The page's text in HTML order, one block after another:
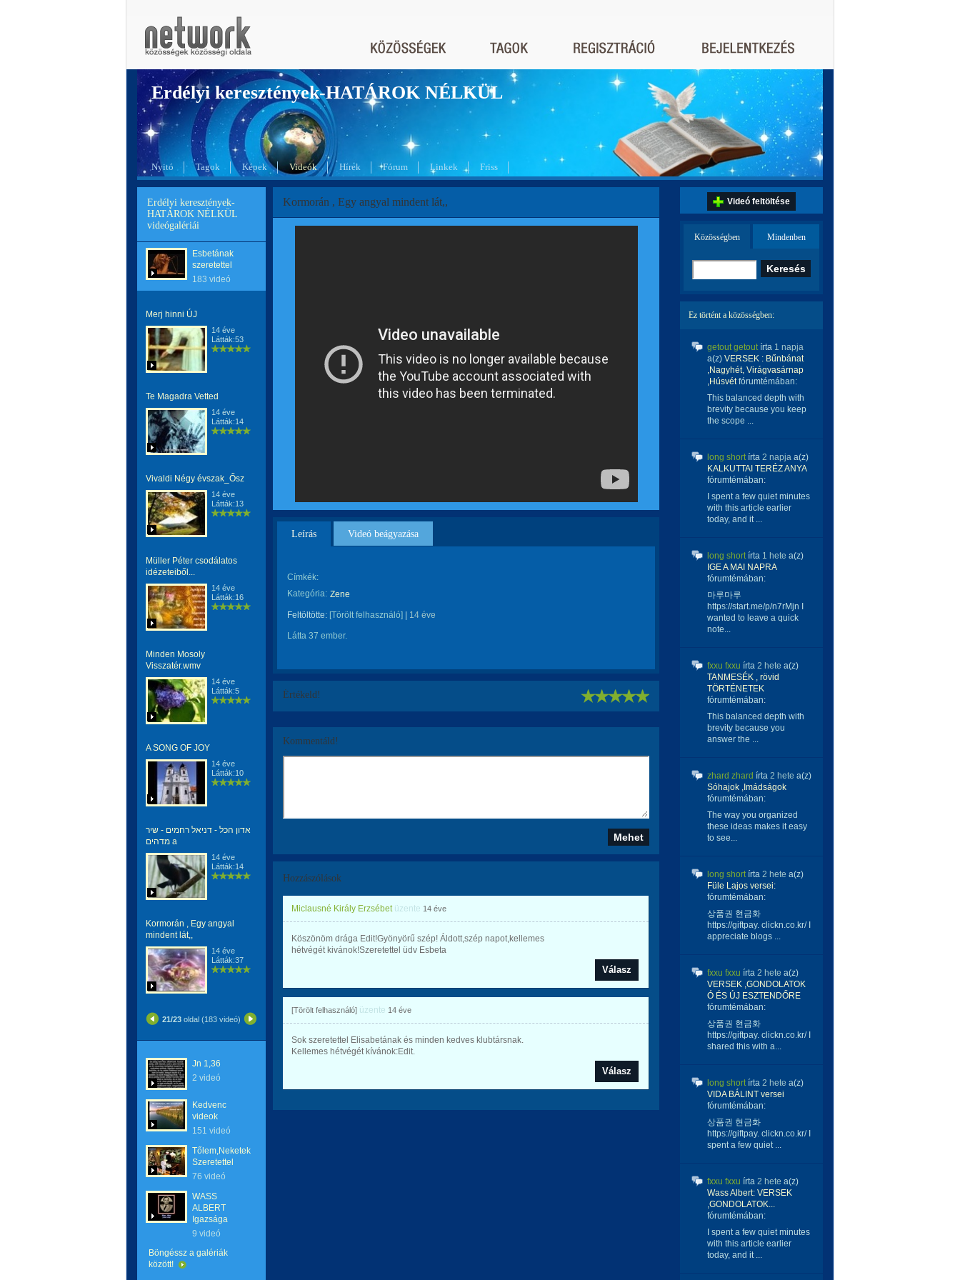
Erdélyi keresztények-HATÁROK NÉLKÜL
Nyitó Tagok Képek Videók Hírek Fórum Linkek Friss
Erdélyi keresztények-
HATÁROK NÉLKÜL
videógalériái
Esbetának
szeretettel
183 videó
Merj hinni ÚJ
14 éve
Látták:53
Te Magadra Vetted
14 éve
Látták:14
Vivaldi Négy évszak_Ősz
14 éve
Látták:13
Müller Péter csodálatos
idézeteiből...
14 éve
Látták:16
Minden Mosoly
Visszatér.wmv
14 éve
Látták:5
A SONG OF JOY
14 éve
Látták:10
אדון הכל - דניאל רחמים - שיר
מדהים a
14 éve
Látták:14
Kormorán , Egy angyal
mindent lát,,
14 éve
Látták:37
21/23 oldal (183 videó)
Jn 1,36
2 videó
Kedvenc
videok
151 videó
Tőlem,Neketek
Szeretettel
76 videó
WASS
ALBERT
Igazsága
9 videó
Böngéssz a galériák
között!
Kormorán , Egy angyal mindent lát,,
Leírás Videó beágyazása
Címkék:
Kategória: Zene
Feltöltötte: [Törölt felhasználó] 14 éve
Látta 37 ember.
Értékeld!
Kommentáld!
Hozzászólások
Miclausné Király Erzsébetüzente 14 éve
Köszönöm drága Edit!Gyönyörű szép! Áldott,szép napot,kellemes
hétvégét kivánok!Szeretettel üdv Esbeta
Válasz
[Törölt felhasználó] üzente 14 éve
Sok szeretettel Elisabetának és minden kedves klubtársnak.
Kellemes hétvégét kívánok:Edit.
Válasz
Videó feltöltése
Közösségben Mindenben
Ez történt a közösségben:
getout getoutírta 1 napja
a(z) VERSEK : Bűnbánat
,Nagyhét, Virágvasárnap
,Húsvétfórumtémában:
This balanced depth with
brevity because you keep
the scope ...
long shortírta 2 napja a(z)
KALKUTTAI TERÉZ ANYA
fórumtémában:
I spent a few quiet minutes
with this article earlier
today, and it ...
long shortírta 1 hete a(z)
IGE A MAI NAPRA
fórumtémában:
마루마루
https://start.me/p/n7rMjn I
wanted to leave a quick
note...
fxxu fxxu írta 2 hete a(z)
TANMESÉK , rövid
TÖRTÉNETEK
fórumtémában:
This balanced depth with
brevity because you
answer the ...
zhard zhard írta 2 hete a(z)
Sóhajok ,Imádságok
fórumtémában:
The way you organized
these ideas makes it easy
to see...
long shortírta 2 hete a(z)
Füle Lajos versei:
fórumtémában:
상품권 현금화
https://giftpay. clickn.co.kr/ I
appreciate blogs ...
fxxu fxxu írta 2 hete a(z)
VERSEK ,GONDOLATOK
Ó ÉS ÚJ ESZTENDŐRE
fórumtémában:
상품권 현금화
https://giftpay. clickn.co.kr/ I
shared this with a...
long shortírta 2 hete a(z)
VIDA BÁLINT versei
fórumtémában:
상품권 현금화
https://giftpay. clickn.co.kr/ I
spent a few quiet ...
fxxu fxxu írta 2 hete a(z)
Wass Albert: VERSEK
,GONDOLATOK...
fórumtémában:
I spent a few quiet minutes
with this article earlier
today, and it ...